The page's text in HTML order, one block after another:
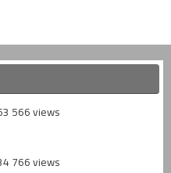
566 views
766 views